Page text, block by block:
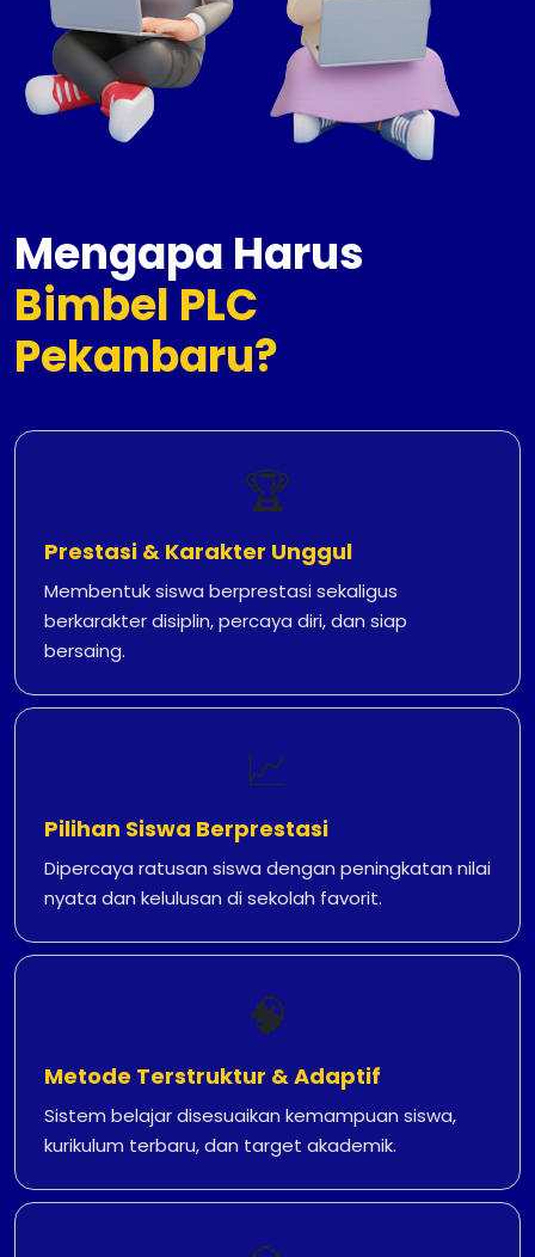
Mengapa Harus
Bimbel PLC
Pekanbaru?
🏆
Prestasi & Karakter Unggul
Membentuk siswa berprestasi sekaligus
berkarakter disiplin, percaya diri, dan siap
bersaing.
📈
Pilihan Siswa Berprestasi
Dipercaya ratusan siswa dengan peningkatan nilai
nyata dan kelulusan di sekolah favorit.
🧠
Metode Terstruktur & Adaptif
Sistem belajar disesuaikan kemampuan siswa,
kurikulum terbaru, dan target akademik.